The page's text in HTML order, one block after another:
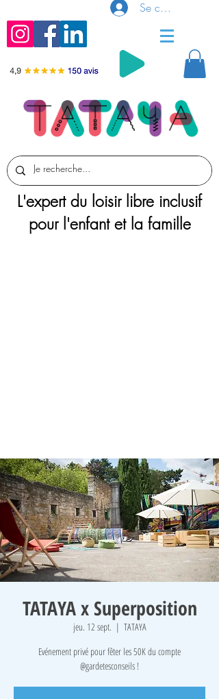
Se connecter
L'expert du loisir libre inclusif
pour l'enfant et la famille
TATAYA x Superposition
jeu. 12 sept.
  |
TATAYA
Evénement privé pour fêter les 50K du compte
@gardetesconseils !